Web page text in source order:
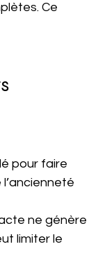
Ce
pour faire
ne génère
limiter le